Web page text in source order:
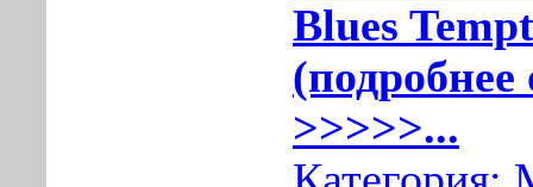
Blues
(подробнее
>>>>>...